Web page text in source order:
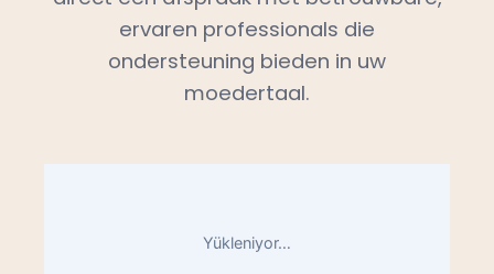
ervaren professionals die
ondersteuning bieden in uw
moedertaal.